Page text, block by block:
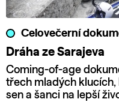
Celovečerní
Dráha ze Sarajeva
Coming-of-age
třech mladých klucích,
sen a šanci na lepší